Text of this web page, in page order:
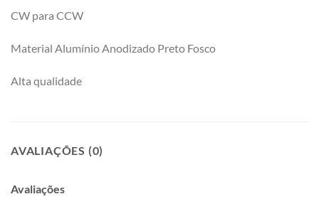
CW para CCW
Material Alumínio Anodizado Preto Fosco
Alta qualidade
AVALIAÇÕES (0)
Avaliações